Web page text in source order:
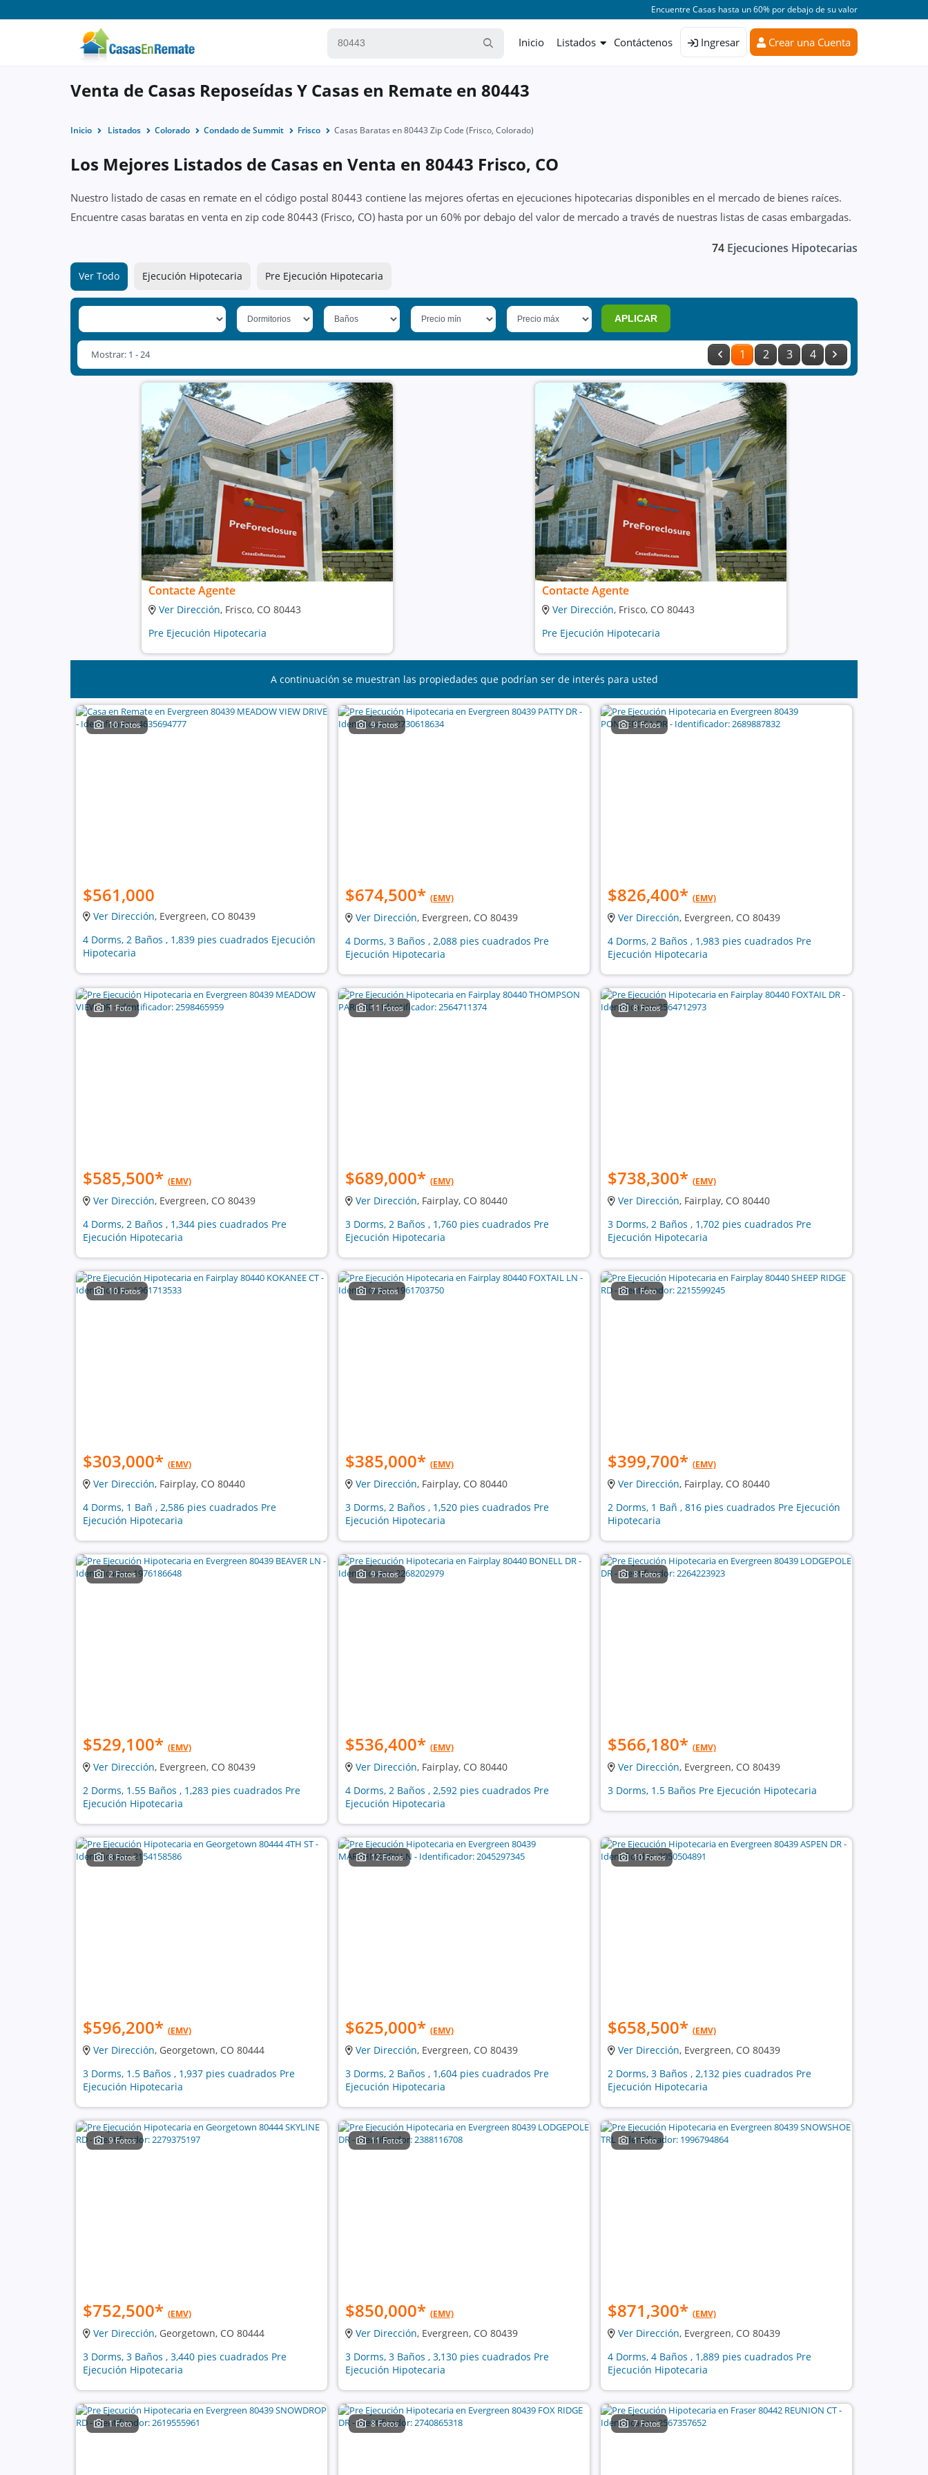
Encuentre Casas hasta un 60% por debajo de su valor
Inicio Listados Contáctenos Ingresar Crear una Cuenta
Venta de Casas Reposeídas Y Casas en Remate en 80443
Inicio Listados Colorado Condado de Summit Frisco Casas Baratas en 80443 Zip Code (Frisco, Colorado)
Los Mejores Listados de Casas en Venta en 80443 Frisco, CO
Nuestro listado de casas en remate en el código postal 80443 contiene las mejores ofertas en ejecuciones hipotecarias disponibles en el mercado de bienes raíces.
Encuentre casas baratas en venta en zip code 80443 (Frisco, CO) hasta por un 60% por debajo del valor de mercado a través de nuestras listas de casas embargadas.
74 Ejecuciones Hipotecarias
Ver Todo Ejecución Hipotecaria Pre Ejecución Hipotecaria
APLICAR
1 2 3 4
Mostrar: 1 - 24
Contacte Agente
Ver Dirección, Frisco, CO 80443
Pre Ejecución Hipotecaria
Contacte Agente
Ver Dirección, Frisco, CO 80443
Pre Ejecución Hipotecaria
A continuación se muestran las propiedades que podrían ser de interés para usted
10 Fotos
$561,000
Ver Dirección, Evergreen, CO 80439
4 Dorms, 2 Baños , 1,839 pies cuadrados Ejecución
Hipotecaria
9 Fotos
$674,500* (EMV)
Ver Dirección, Evergreen, CO 80439
4 Dorms, 3 Baños , 2,088 pies cuadrados Pre
Ejecución Hipotecaria
9 Fotos
$826,400* (EMV)
Ver Dirección, Evergreen, CO 80439
4 Dorms, 2 Baños , 1,983 pies cuadrados Pre
Ejecución Hipotecaria
1 Foto
$585,500* (EMV)
Ver Dirección, Evergreen, CO 80439
4 Dorms, 2 Baños , 1,344 pies cuadrados Pre
Ejecución Hipotecaria
11 Fotos
$689,000* (EMV)
Ver Dirección, Fairplay, CO 80440
3 Dorms, 2 Baños , 1,760 pies cuadrados Pre
Ejecución Hipotecaria
8 Fotos
$738,300* (EMV)
Ver Dirección, Fairplay, CO 80440
3 Dorms, 2 Baños , 1,702 pies cuadrados Pre
Ejecución Hipotecaria
10 Fotos
$303,000* (EMV)
Ver Dirección, Fairplay, CO 80440
4 Dorms, 1 Bañ , 2,586 pies cuadrados Pre
Ejecución Hipotecaria
7 Fotos
$385,000* (EMV)
Ver Dirección, Fairplay, CO 80440
3 Dorms, 2 Baños , 1,520 pies cuadrados Pre
Ejecución Hipotecaria
1 Foto
$399,700* (EMV)
Ver Dirección, Fairplay, CO 80440
2 Dorms, 1 Bañ , 816 pies cuadrados Pre Ejecución
Hipotecaria
2 Fotos
$529,100* (EMV)
Ver Dirección, Evergreen, CO 80439
2 Dorms, 1.55 Baños , 1,283 pies cuadrados Pre
Ejecución Hipotecaria
9 Fotos
$536,400* (EMV)
Ver Dirección, Fairplay, CO 80440
4 Dorms, 2 Baños , 2,592 pies cuadrados Pre
Ejecución Hipotecaria
8 Fotos
$566,180* (EMV)
Ver Dirección, Evergreen, CO 80439
3 Dorms, 1.5 Baños Pre Ejecución Hipotecaria
8 Fotos
$596,200* (EMV)
Ver Dirección, Georgetown, CO 80444
3 Dorms, 1.5 Baños , 1,937 pies cuadrados Pre
Ejecución Hipotecaria
12 Fotos
$625,000* (EMV)
Ver Dirección, Evergreen, CO 80439
3 Dorms, 2 Baños , 1,604 pies cuadrados Pre
Ejecución Hipotecaria
10 Fotos
$658,500* (EMV)
Ver Dirección, Evergreen, CO 80439
2 Dorms, 3 Baños , 2,132 pies cuadrados Pre
Ejecución Hipotecaria
9 Fotos
$752,500* (EMV)
Ver Dirección, Georgetown, CO 80444
3 Dorms, 3 Baños , 3,440 pies cuadrados Pre
Ejecución Hipotecaria
11 Fotos
$850,000* (EMV)
Ver Dirección, Evergreen, CO 80439
3 Dorms, 3 Baños , 3,130 pies cuadrados Pre
Ejecución Hipotecaria
1 Foto
$871,300* (EMV)
Ver Dirección, Evergreen, CO 80439
4 Dorms, 4 Baños , 1,889 pies cuadrados Pre
Ejecución Hipotecaria
1 Foto 8 Fotos 7 Fotos